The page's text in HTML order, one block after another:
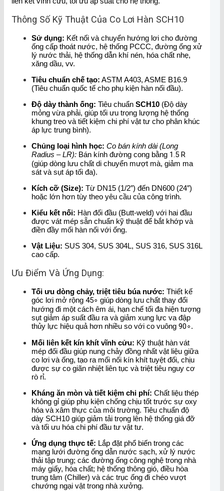
Thông Số Kỹ Thuật Của Co Lơi Hàn SCH10
Sử dụng: Kết nối và chuyển hướng lơi cho đường
ống cấp thoát nước, hệ thống PCCC, đường ống xử
lý nước thải, hệ thống dẫn khí nén, hóa chất nhẹ,
xăng dầu, vv.
Tiêu chuẩn chế tạo: ASTM A403, ASME B16.9
(Tiêu chuẩn quốc tế cho phụ kiện hàn nối đầu).
Độ dày thành ống: Tiêu chuẩn SCH10 (Độ dày
mỏng vừa phải, giúp tối ưu trọng lượng hệ thống
khung treo và tiết kiệm chi phí vật tư cho phân khúc
áp lực trung bình).
Chủng loại hình học: Co bán kính dài (Long
Radius – LR): Bán kính đường cong bằng 1.5 R
(giúp dòng lưu chất di chuyển mượt mà, giảm ma
sát và sụt áp tối đa).
Kích cỡ (Size): Từ DN15 (1/2″) đến DN600 (24″)
hoặc lớn hơn tùy theo yêu cầu của công trình.
Kiểu kết nối: Hàn đối đầu (Butt-weld) với hai đầu
được vát mép sẵn chuẩn kỹ thuật để bắt khớp và
điền đầy mối hàn nối với ống.
Vật Liệu: SUS 304, SUS 304L, SUS 316, SUS 316L
cao cấp.
Ưu Điểm Và Ứng Dụng:
Tối ưu dòng chảy, triệt tiêu búa nước: Thiết kế
góc lơi mở rộng 45∘ giúp dòng lưu chất thay đổi
hướng đi một cách êm ái, hạn chế tối đa hiện tượng
sụt giảm áp suất đầu ra và giảm xung lực va đập
thủy lực hiệu quả hơn nhiều so với co vuông 90∘.
Mối liên kết kín khít vĩnh cửu: Kỹ thuật hàn vát
mép đối đầu giúp nung chảy đồng nhất vật liệu giữa
co lơi và ống, tạo ra mối nối kín khít tuyệt đối, chịu
được sự co giãn nhiệt liên tục và triệt tiêu nguy cơ
rò rỉ.
Kháng ăn mòn và tiết kiệm chi phí: Chất liệu thép
không gỉ giúp phụ kiện chống chịu tốt trước sự oxy
hóa và xâm thực của môi trường. Tiêu chuẩn độ
dày SCH10 giúp giảm tải trọng lên hệ thống giá đỡ
và tối ưu hóa chi phí đầu tư vật tư.
Ứng dụng thực tế: Lắp đặt phổ biến trong các
mạng lưới đường ống dẫn nước sạch, xử lý nước
thải tập trung; các đường ống công nghệ trong nhà
máy giấy, hóa chất; hệ thống thông gió, điều hòa
trung tâm (Chiller) và các trục ống đi chéo vượt
chướng ngại vật trong nhà xưởng.